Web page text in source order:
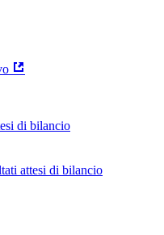
di bilancio
attesi di bilancio